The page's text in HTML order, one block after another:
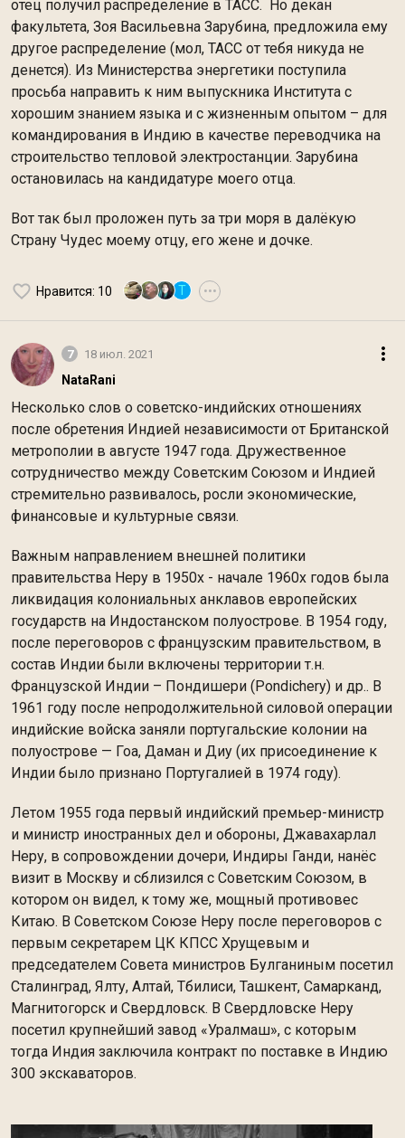
отец получил распределение в ТАСС. Но декан
факультета, Зоя Васильевна Зарубина, предложила ему
другое распределение (мол, ТАСС от тебя никуда не
денется). Из Министерства энергетики поступила
просьба направить к ним выпускника Института с
хорошим знанием языка и с жизненным опытом – для
командирования в Индию в качестве переводчика на
строительство тепловой электростанции. Зарубина
остановилась на кандидатуре моего отца.
Вот так был проложен путь за три моря в далёкую
Страну Чудес моему отцу, его жене и дочке.
Нравится: 10 T •••
7 18 июл. 2021
NataRani
Несколько слов о советско-индийских отношениях
после обретения Индией независимости от Британской
метрополии в августе 1947 года. Дружественное
сотрудничество между Советским Союзом и Индией
стремительно развивалось, росли экономические,
финансовые и культурные связи.
Важным направлением внешней политики
правительства Неру в 1950х - начале 1960х годов была
ликвидация колониальных анклавов европейских
государств на Индостанском полуострове. В 1954 году,
после переговоров с французским правительством, в
состав Индии были включены территории т.н.
Французской Индии – Пондишери (Pondichery) и др.. В
1961 году после непродолжительной силовой операции
индийские войска заняли португальские колонии на
полуострове — Гоа, Даман и Диу (их присоединение к
Индии было признано Португалией в 1974 году).
Летом 1955 года первый индийский премьер-министр
и министр иностранных дел и обороны, Джавахарлал
Неру, в сопровождении дочери, Индиры Ганди, нанёс
визит в Москву и сблизился с Советским Союзом, в
котором он видел, к тому же, мощный противовес
Китаю. В Советском Союзе Неру после переговоров с
первым секретарем ЦК КПСС Хрущевым и
председателем Совета министров Булганиным посетил
Сталинград, Ялту, Алтай, Тбилиси, Ташкент, Самарканд,
Магнитогорск и Свердловск. В Свердловске Неру
посетил крупнейший завод «Уралмаш», с которым
тогда Индия заключила контракт по поставке в Индию
300 экскаваторов.